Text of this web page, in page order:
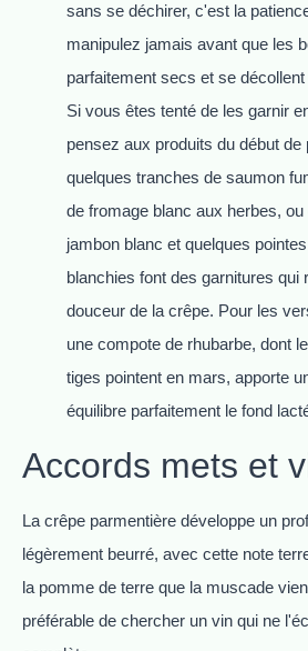
sans se déchirer, c'est la
manipulez jamais avant que les
parfaitement secs et se
Si vous êtes tenté de les garnir
pensez aux produits du début de
quelques tranches de saumon
de fromage blanc aux herbes,
jambon blanc et quelques
blanchies font des garnitures qui
douceur de la crêpe. Pour les
une compote de rhubarbe, dont
tiges pointent en mars, apporte
équilibre parfaitement le fond
Accords mets et
La crêpe parmentière développe un
légèrement beurré, avec cette note
la pomme de terre que la muscade
préférable de chercher un vin qui ne